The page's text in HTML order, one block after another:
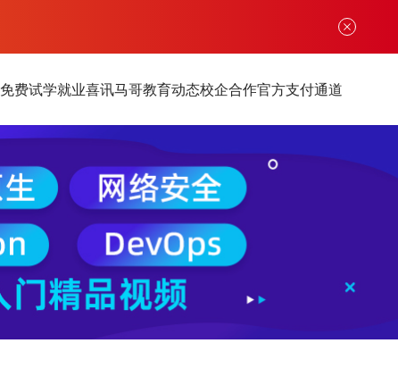
免费试学就业喜讯马哥教育动态校企合作官方支付通道